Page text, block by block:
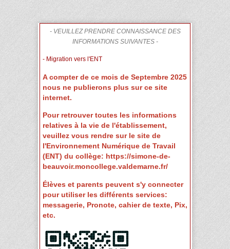
- VEUILLEZ PRENDRE CONNAISSANCE DES
INFORMATIONS SUIVANTES -
- Migration vers l'ENT
A compter de ce mois de Septembre 2025
nous ne publierons plus sur ce site
internet.
Pour retrouver toutes les informations
relatives à la vie de l'établissement,
veuillez vous rendre sur le site de
l'Environnement Numérique de Travail
(ENT) du collège: https://simone-de-
beauvoir.moncollege.valdemarne.fr/
Élèves et parents peuvent s'y connecter
pour utiliser les différents services:
messagerie, Pronote, cahier de texte, Pix,
etc.